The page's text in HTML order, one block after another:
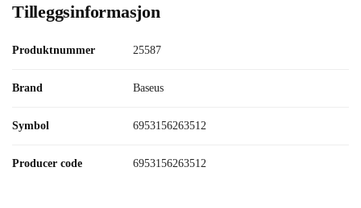
Tilleggsinformasjon
Produktnummer 25587
Brand Baseus
Symbol 6953156263512
Producer code 6953156263512